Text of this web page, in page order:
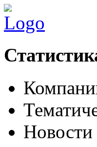
Новости